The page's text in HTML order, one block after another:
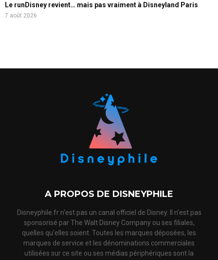
Le runDisney revient… mais pas vraiment à Disneyland Paris
7 août 2026
A PROPOS DE DISNEYPHILE
Disneyphile.fr n'est pas un canal officiel de Disney. Il n'est pas
sponsorisé par The Walt Disney Company ou ses filiales,
quelles qu'elles soient. Toutes les marques déposées, les
marques de service et les dénominations commerciales
utilisées sur ce site ou ses médias périphériques sont la